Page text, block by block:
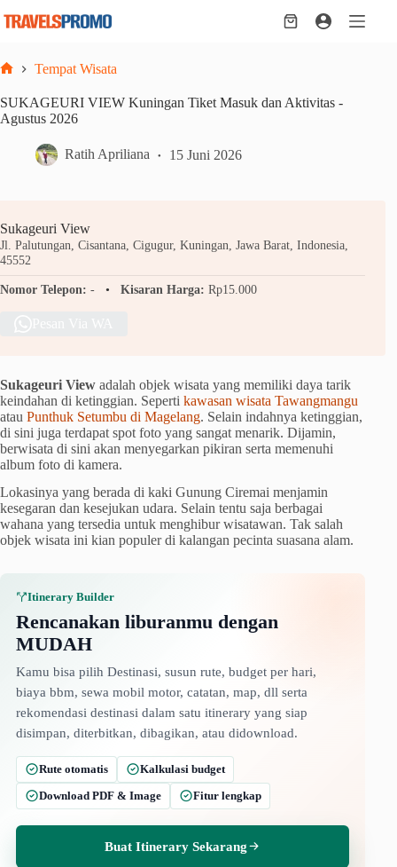
Shopping
Tempat Wisata
SUKAGEURI VIEW Kuningan Tiket Masuk dan Aktivitas -
Agustus 2026
Ratih Apriliana 15 Juni 2026
Sukageuri View
Jl. Palutungan, Cisantana, Cigugur, Kuningan, Jawa Barat, Indonesia,
45552
Nomor Telepon: - Kisaran Harga: Rp15.000
Sukageuri View adalah objek wisata yang memiliki daya tarik
keindahan di ketinggian. Seperti kawasan wisata Tawangmangu
atau Punthuk Setumbu di Magelang. Selain indahnya ketinggian,
di sini juga terdapat spot foto yang sangat menarik. Dijamin,
berwisata di sini akan menyegarkan pikiran serta memenuhi
album foto di kamera.
Lokasinya yang berada di kaki Gunung Ciremai menjamin
kesegaran dan kesejukan udara. Selain tentu saja berbagai
wahana yang tersedia untuk menghibur wisatawan. Tak salah
objek wisata ini kian populer di kalangan pecinta suasana alam.
Itinerary Builder
Rencanakan liburanmu dengan
MUDAH
Kamu bisa pilih Destinasi, susun rute, budget per hari,
biaya bbm, sewa mobil motor, catatan, map, dll serta
rekomendasi destinasi dalam satu itinerary yang siap
disimpan, diterbitkan, dibagikan, atau didownload.
Rute otomatis
Kalkulasi budget
Download PDF & Image
Fitur lengkap
Buat Itinerary Sekarang